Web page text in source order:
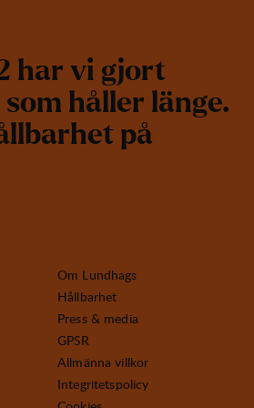
har vi gjort
som håller länge.
llbarhet på
Om Lundhags
Hållbarhet
Press & media
GPSR
Allmänna villkor
Integritetspolicy